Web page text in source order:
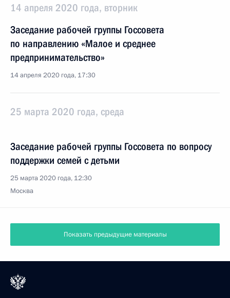
14 апреля 2020 года, вторник
Заседание рабочей группы Госсовета
по направлению «Малое и среднее
предпринимательство»
14 апреля 2020 года, 17:30
25 марта 2020 года, среда
Заседание рабочей группы Госсовета по вопросу
поддержки семей с детьми
25 марта 2020 года, 12:30
Москва
Показать предыдущие материалы